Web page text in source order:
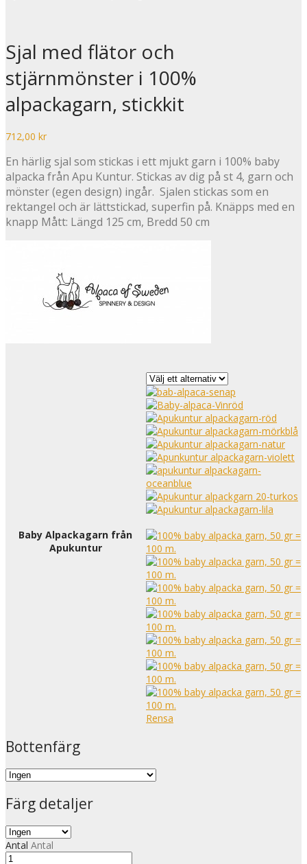
Sjal med flätor och
stjärnmönster i 100%
alpackagarn, stickkit
712,00 kr
En härlig sjal som stickas i ett mjukt garn i 100% baby
alpacka från Apu Kuntur. Stickas av dig på st 4, garn och
mönster (egen design) ingår. Sjalen stickas som en
rektangel och är lättstickad, superfin på. Knäpps med en
knapp Mått: Längd 125 cm, Bredd 50 cm
Baby Alpackagarn från
Apukuntur
Rensa
Bottenfärg
Färg detaljer
Antal Antal